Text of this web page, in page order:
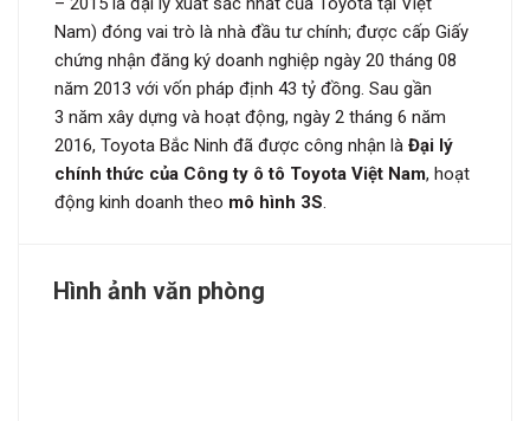
Nam) đóng vai trò là nhà đầu tư chính; được cấp Giấy
chứng nhận đăng ký doanh nghiệp ngày 20 tháng 08
năm 2013 với vốn pháp định 43 tỷ đồng. Sau gần
3 năm xây dựng và hoạt động, ngày 2 tháng 6 năm
2016, Toyota Bắc Ninh đã được công nhận là Đại lý
chính thức của Công ty ô tô Toyota Việt Nam, hoạt
động kinh doanh theo mô hình 3S.
Hình ảnh văn phòng